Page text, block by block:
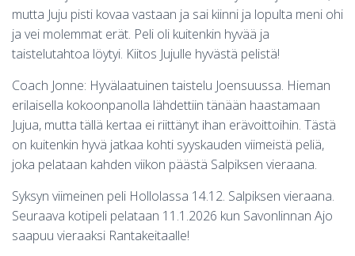
mutta Juju pisti kovaa vastaan ja sai kiinni ja lopulta meni ohi
ja vei molemmat erät. Peli oli kuitenkin hyvää ja
taistelutahtoa löytyi. Kiitos Jujulle hyvästä pelistä!
Coach Jonne: Hyvälaatuinen taistelu Joensuussa. Hieman
erilaisella kokoonpanolla lähdettiin tänään haastamaan
Jujua, mutta tällä kertaa ei riittänyt ihan erävoittoihin. Tästä
on kuitenkin hyvä jatkaa kohti syyskauden viimeistä peliä,
joka pelataan kahden viikon päästä Salpiksen vieraana.
Syksyn viimeinen peli Hollolassa 14.12. Salpiksen vieraana.
Seuraava kotipeli pelataan 11.1.2026 kun Savonlinnan Ajo
saapuu vieraaksi Rantakeitaalle!